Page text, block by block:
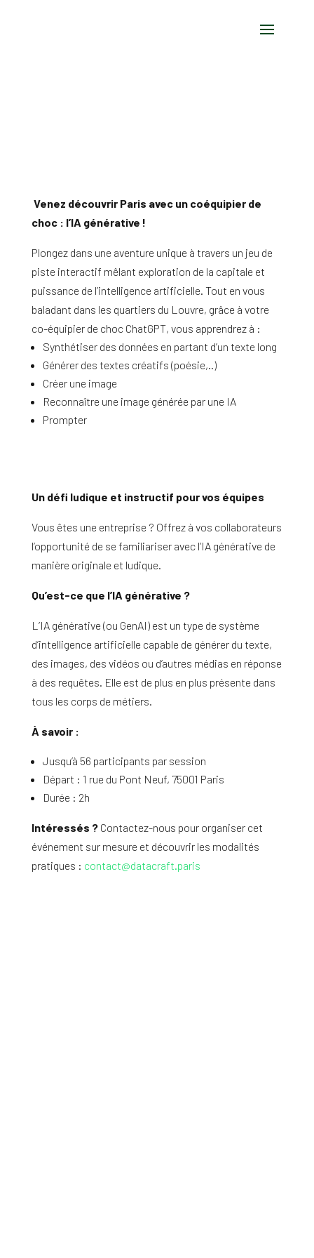
Venez découvrir Paris avec un coéquipier de
choc : l’IA générative !
Plongez dans une aventure unique à travers un jeu de
piste interactif mêlant exploration de la capitale et
puissance de l’intelligence artificielle. Tout en vous
baladant dans les quartiers du Louvre, grâce à votre
co-équipier de choc ChatGPT, vous apprendrez à :
Synthétiser des données en partant d’un texte long
Générer des textes créatifs (poésie,..)
Créer une image
Reconnaître une image générée par une IA
Prompter
Un défi ludique et instructif pour vos équipes
Vous êtes une entreprise ? Offrez à vos collaborateurs
l’opportunité de se familiariser avec l’IA générative de
manière originale et ludique.
Qu’est-ce que l’IA générative ?
L’IA générative (ou GenAI) est un type de système
d’intelligence artificielle capable de générer du texte,
des images, des vidéos ou d’autres médias en réponse
à des requêtes. Elle est de plus en plus présente dans
tous les corps de métiers.
À savoir :
Jusqu’à 56 participants par session
Départ : 1 rue du Pont Neuf, 75001 Paris
Durée : 2h
Intéressés ?Contactez-nous pour organiser cet
événement sur mesure et découvrir les modalités
pratiques : contact@datacraft.paris